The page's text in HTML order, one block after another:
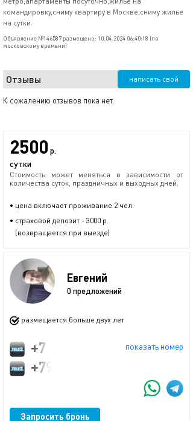
командировку,сниму квартиру в Москве,сниму жилье
на сутки.
Объявление №146587 размещено: 10.04.2024 06:40:18 (по
московскому времени)
Отзывы написать свой
К сожалению отзывов пока нет.
2500 р.
сутки
Стоимость может меняться в зависимости от
количества суток, праздничных и выходных дней.
• цена включает проживание 2 чел.
• страховой депозит - 3000 р.
(возвращается при выезде)
Евгений
0 предложений
размещается больше двух лет
показать номер
+7 (977) 562-15-06
+79775621506
Запросить бронь